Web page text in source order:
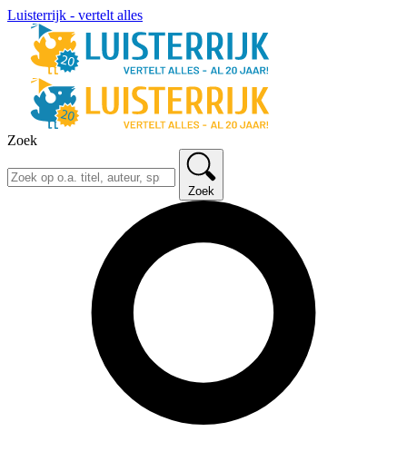
Luisterrijk - vertelt alles
Zoek
Zoek